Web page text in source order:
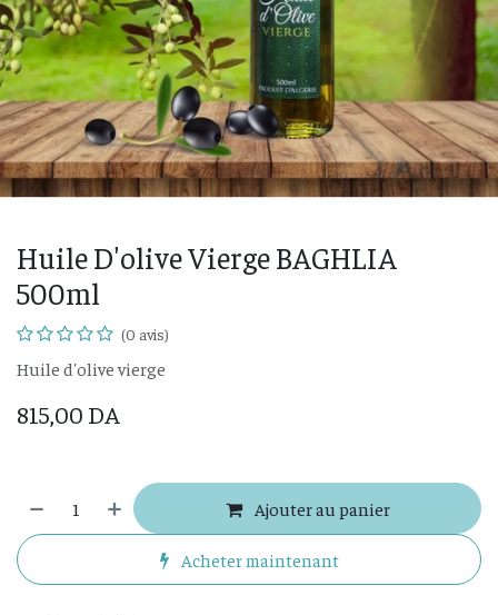
Huile D'olive Vierge BAGHLIA
500ml
(0 avis)
Huile d'olive vierge
815,00 DA
Ajouter au panier
Acheter maintenant